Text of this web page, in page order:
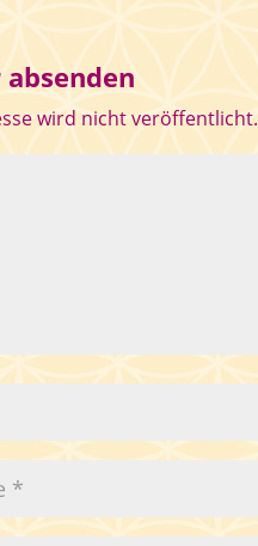
wird nicht veröffentlicht.